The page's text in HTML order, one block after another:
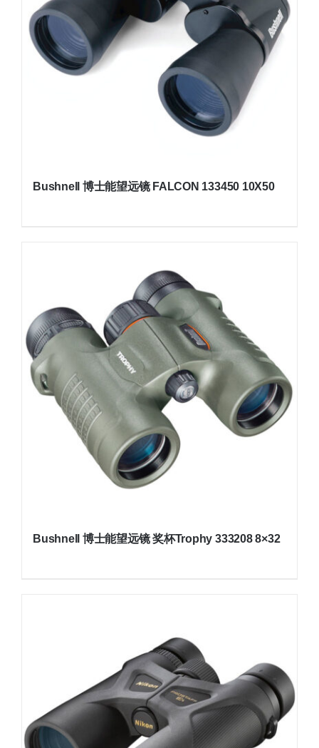
Bushnell 博士能望远镜 FALCON 133450 10X50
Bushnell 博士能望远镜 奖杯Trophy 333208 8×32